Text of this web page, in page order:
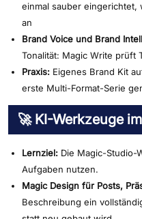
einmal sauber eingerichtet,
an
Brand Voice und Brand
Tonalität: Magic Write prüft
Praxis: Eigenes Brand Kit
erste Multi-Format-Serie
🚀 KI-Werkzeuge
Lernziel: Die Magic-Studio-
Aufgaben nutzen.
Magic Design für Posts,
Beschreibung ein